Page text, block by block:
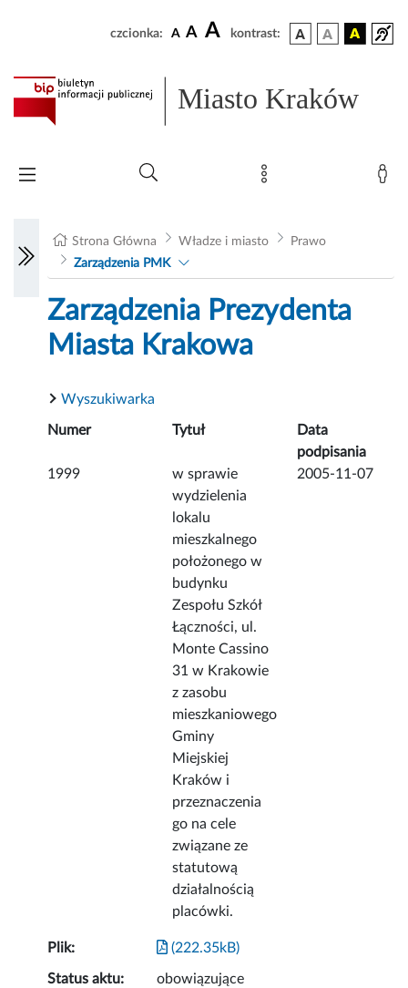
czcionka: A A A kontrast:
Miasto Kraków
Strona Główna Władze i miasto
Prawo
Zarządzenia PMK
Zarządzenia Prezydenta
Miasta Krakowa
Wyszukiwarka
Numer Tytuł
Data
podpisania
1999
w sprawie
wydzielenia
lokalu
mieszkalnego
położonego w
budynku
Zespołu Szkół
Łączności, ul.
Monte Cassino
31 w Krakowie
z zasobu
mieszkaniowego
Gminy
Miejskiej
Kraków i
przeznaczenia
go na cele
związane ze
statutową
działalnością
placówki.
2005-11-07
Plik: (222.35kB)
Status aktu: obowiązujące